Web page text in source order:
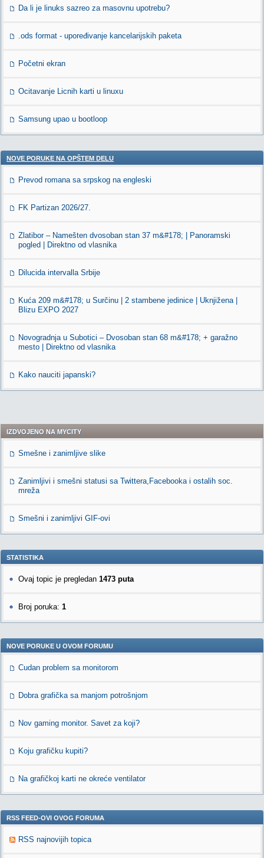
Da li je linuks sazreo za masovnu upotrebu?
.ods format - upoređivanje kancelarijskih paketa
Početni ekran
Ocitavanje Licnih karti u linuxu
Samsung upao u bootloop
NOVE PORUKE NA OPŠTEM DELU
Prevod romana sa srpskog na engleski
FK Partizan 2026/27.
Zlatibor – Namešten dvosoban stan 37 m&#178; | Panoramski
pogled | Direktno od vlasnika
Dilucida intervalla Srbije
Kuća 209 m&#178; u Surčinu | 2 stambene jedinice | Uknjižena |
Blizu EXPO 2027
Novogradnja u Subotici – Dvosoban stan 68 m&#178; + garažno
mesto | Direktno od vlasnika
Kako nauciti japanski?
IZDVOJENO NA MYCITY
Smešne i zanimljive slike
Zanimljivi i smešni statusi sa Twittera,Facebooka i ostalih soc.
mreža
Smešni i zanimljivi GIF-ovi
STATISTIKA
Ovaj topic je pregledan 1473 puta
Broj poruka: 1
NOVE PORUKE U OVOM FORUMU
Cudan problem sa monitorom
Dobra grafička sa manjom potrošnjom
Nov gaming monitor. Savet za koji?
Koju grafičku kupiti?
Na grafičkoj karti ne okreće ventilator
RSS FEED-OVI OVOG FORUMA
RSS najnovijih topica